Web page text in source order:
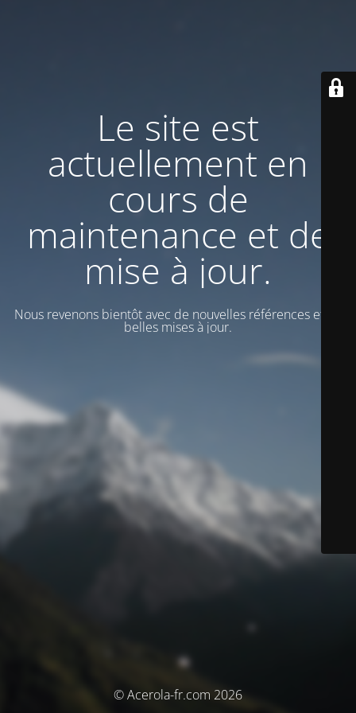
Le site est
actuellement en
cours de
maintenance et de
mise à jour.
Nous revenons bientôt avec de nouvelles références et de
belles mises à jour.
© Acerola-fr.com 2026